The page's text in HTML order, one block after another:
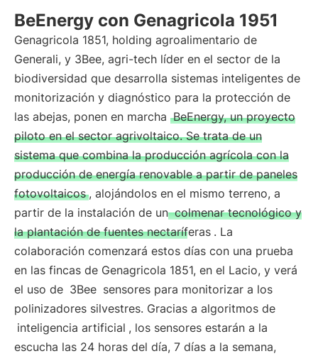
BeEnergy con Genagricola 1951
Genagricola 1851, holding agroalimentario de
Generali, y 3Bee, agri-tech líder en el sector de la
biodiversidad que desarrolla sistemas inteligentes de
monitorización y diagnóstico para la protección de
las abejas, ponen en marcha BeEnergy, un proyecto
piloto en el sector agrivoltaico. Se trata de un
sistema que combina la producción agrícola con la
producción de energía renovable a partir de paneles
fotovoltaicos , alojándolos en el mismo terreno, a
partir de la instalación de un colmenar tecnológico y
la plantación de fuentes nectaríferas . La
colaboración comenzará estos días con una prueba
en las fincas de Genagricola 1851, en el Lacio, y verá
el uso de 3Bee sensores para monitorizar a los
polinizadores silvestres. Gracias a algoritmos de
inteligencia artificial , los sensores estarán a la
escucha las 24 horas del día, 7 días a la semana,